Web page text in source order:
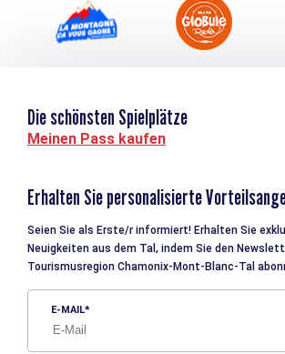
Die schönsten Spielplätze
Meinen Pass kaufen
Erhalten Sie personalisierte
Seien Sie als Erste/r informiert! Erhalten Sie
Neuigkeiten aus dem Tal, indem Sie den
Tourismusregion Chamonix-Mont-Blanc-Tal
E-MAIL